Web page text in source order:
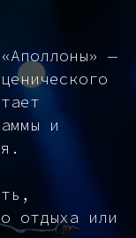
—
и
отдыха или